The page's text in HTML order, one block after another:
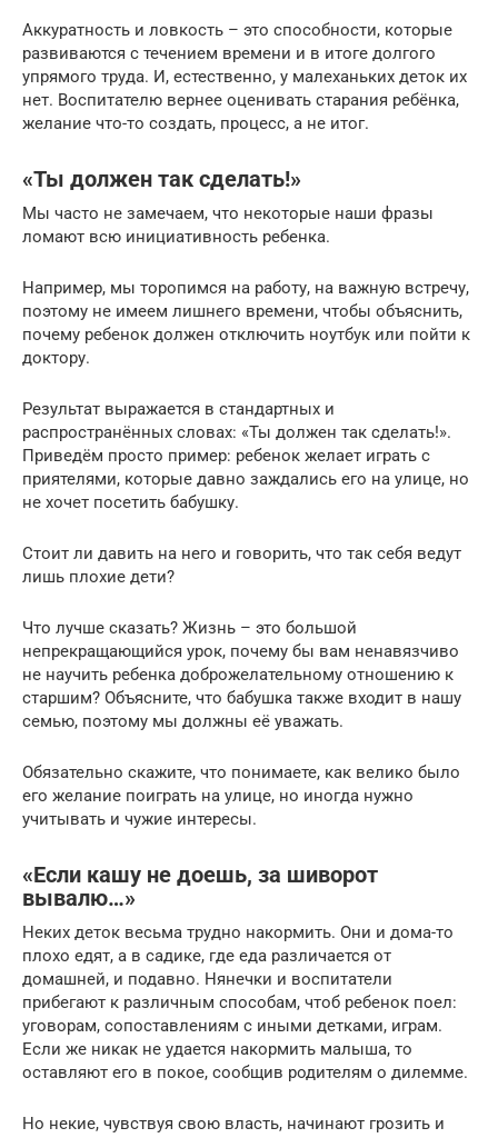
Аккуратность и ловкость – это способности, которые
развиваются с течением времени и в итоге долгого
упрямого труда. И, естественно, у малеханьких деток их
нет. Воспитателю вернее оценивать старания ребёнка,
желание что-то создать, процесс, а не итог.
«Ты должен так сделать!»
Мы часто не замечаем, что некоторые наши фразы
ломают всю инициативность ребенка.
Например, мы торопимся на работу, на важную встречу,
поэтому не имеем лишнего времени, чтобы объяснить,
почему ребенок должен отключить ноутбук или пойти к
доктору.
Результат выражается в стандартных и
распространённых словах: «Ты должен так сделать!».
Приведём просто пример: ребенок желает играть с
приятелями, которые давно заждались его на улице, но
не хочет посетить бабушку.
Стоит ли давить на него и говорить, что так себя ведут
лишь плохие дети?
Что лучше сказать? Жизнь – это большой
непрекращающийся урок, почему бы вам ненавязчиво
не научить ребенка доброжелательному отношению к
старшим? Объясните, что бабушка также входит в нашу
семью, поэтому мы должны её уважать.
Обязательно скажите, что понимаете, как велико было
его желание поиграть на улице, но иногда нужно
учитывать и чужие интересы.
«Если кашу не доешь, за шиворот
вывалю…»
Неких деток весьма трудно накормить. Они и дома-то
плохо едят, а в садике, где еда различается от
домашней, и подавно. Нянечки и воспитатели
прибегают к различным способам, чтоб ребенок поел:
уговорам, сопоставлениям с иными детками, играм.
Если же никак не удается накормить малыша, то
оставляют его в покое, сообщив родителям о дилемме.
Но некие, чувствуя свою власть, начинают грозить и